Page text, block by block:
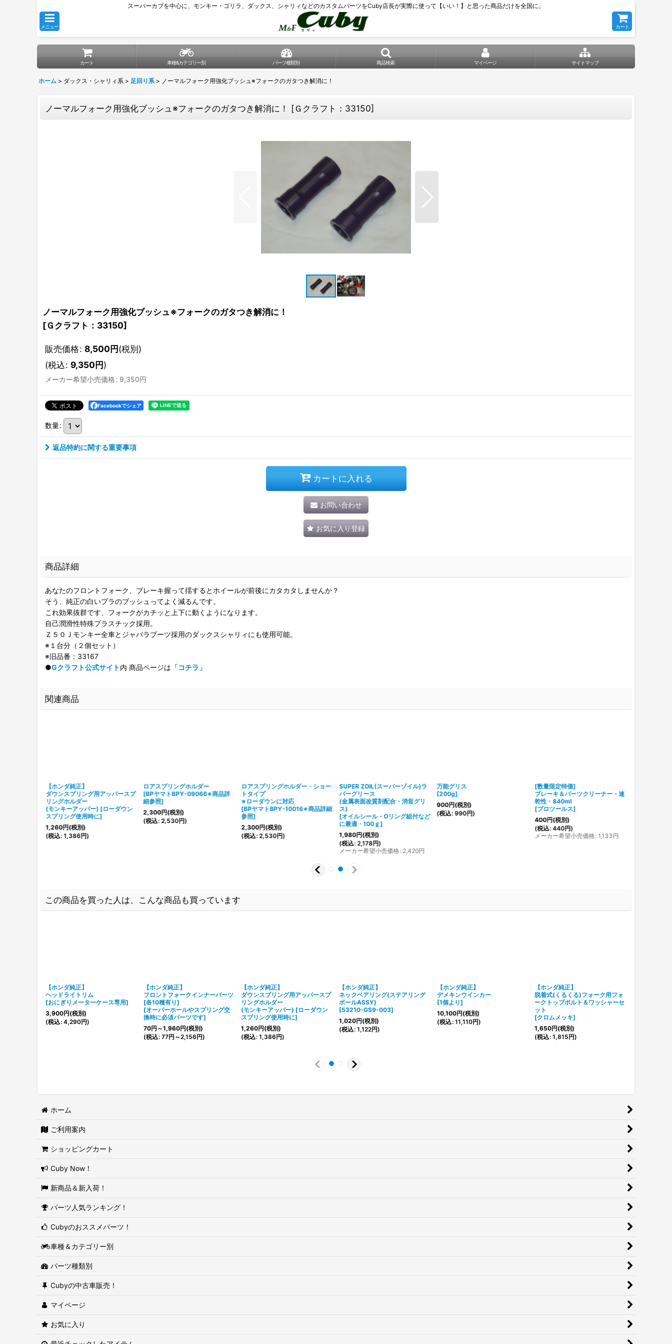
スーパーカブを中心に、モンキー・ゴリラ、ダックス、シャリィなどのカスタムパーツをCuby店長が実際に使って【いい！】と思った商品だけを全国に。
メニュー カート
カート 車種&カテゴリー別 パーツ種類別 商品検索 マイページ サイトマップ
ホーム > ダックス・シャリィ系 > 足回り系 > ノーマルフォーク用強化ブッシュ※フォークのガタつき解消に！
ノーマルフォーク用強化ブッシュ※フォークのガタつき解消に！ [Ｇクラフト：33150]
ノーマルフォーク用強化ブッシュ※フォークのガタつき解消に！
[Ｇクラフト：33150]
販売価格: 8,500円(税別)
(税込: 9,350円)
メーカー希望小売価格: 9,350円
Facebookでシェア
数量:
返品特約に関する重要事項
カートに入れる
お問い合わせ
お気に入り登録
商品詳細
あなたのフロントフォーク、ブレーキ握って揺するとホイールが前後にカタカタしませんか？
そう、純正の白いプラのブッシュってよく減るんです。
これ効果抜群です、フォークがカチッと上下に動くようになります。
自己潤滑性特殊プラスチック採用。
Ｚ５０Ｊモンキー全車とジャバラブーツ採用のダックスシャリィにも使用可能。
※１台分（２個セット）
※旧品番：33167
●Gクラフト公式サイト内 商品ページは 「コチラ」
関連商品
【ホンダ純正】
ダウンスプリング用アッパースプ
リングホルダー
(モンキーアッパー) [ローダウン
スプリング使用時に]
1,260円(税別)
(税込: 1,386円)
ロアスプリングホルダー
[BPヤマトBPY-09066※商品詳
細参照]
2,300円(税別)
(税込: 2,530円)
ロアスプリングホルダー・ショー
トタイプ
※ローダウンに対応
[BPヤマトBPY-10016※商品詳細
参照]
2,300円(税別)
(税込: 2,530円)
SUPER ZOIL(スーパーゾイル)ラ
バーグリース
(金属表面改質剤配合・消音グリ
ス)
[オイルシール・Oリング組付など
に最適・100ｇ]
1,980円(税別)
(税込: 2,178円)
メーカー希望小売価格: 2,420円
万能グリス
[200g]
900円(税別)
(税込: 990円)
[数量限定特価]
ブレーキ＆パーツクリーナー・速
乾性・840ml
[プロツールス]
400円(税別)
(税込: 440円)
メーカー希望小売価格: 1,133円
この商品を買った人は、こんな商品も買っています
【ホンダ純正】
ヘッドライトリム
[おにぎりメーターケース専用]
3,900円(税別)
(税込: 4,290円)
【ホンダ純正】
フロントフォークインナーパーツ
[各10種有り]
[オーバーホールやスプリング交
換時に必須パーツです]
70円 ～1,960円(税別)
(税込: 77円 ～2,156円)
【ホンダ純正】
ダウンスプリング用アッパースプ
リングホルダー
(モンキーアッパー) [ローダウン
スプリング使用時に]
1,260円(税別)
(税込: 1,386円)
【ホンダ純正】
ネックベアリング(ステアリング
ボールASSY)
[53210-GS9-003]
1,020円(税別)
(税込: 1,122円)
【ホンダ純正】
デメキンウインカー
[1個より]
10,100円(税別)
(税込: 11,110円)
【ホンダ純正】
脱着式(くるくる)フォーク用フォ
ークトップボルト＆ワッシャーセ
ット
[クロムメッキ]
1,650円(税別)
(税込: 1,815円)
ホーム
ご利用案内
ショッピングカート
Cuby Now！
新商品＆新入荷！
パーツ人気ランキング！
Cubyのおススメパーツ！
車種＆カテゴリー別
パーツ種類別
Cubyの中古車販売！
マイページ
お気に入り